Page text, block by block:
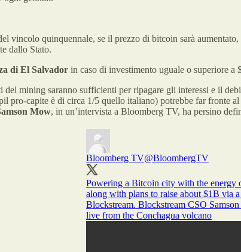
vincolo quinquennale, se il prezzo di bitcoin sarà aumentato,
dallo Stato.
di El Salvador in caso di investimento uguale o superiore a
del mining saranno sufficienti per ripagare gli interessi e il
pro-capite è di circa 1/5 quello italiano) potrebbe far fronte
Mow, in un’intervista a Bloomberg TV, ha persino
Bloomberg TV@BloombergTV
Powering a Bitcoin city with the energy
along with plans to raise about $1B via
Blockstream. Blockstream CSO
live from the Conchagua volcano